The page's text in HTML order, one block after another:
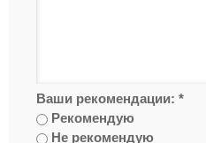
Ваши рекомендации: *
Рекомендую
Не рекомендую